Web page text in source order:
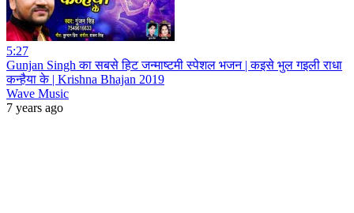
5:27
Gunjan Singh का सबसे हिट जन्माष्टमी स्पेशल भजन | कइसे भुल गइली राधा
कन्हैया के | Krishna Bhajan 2019
Wave Music
7 years ago